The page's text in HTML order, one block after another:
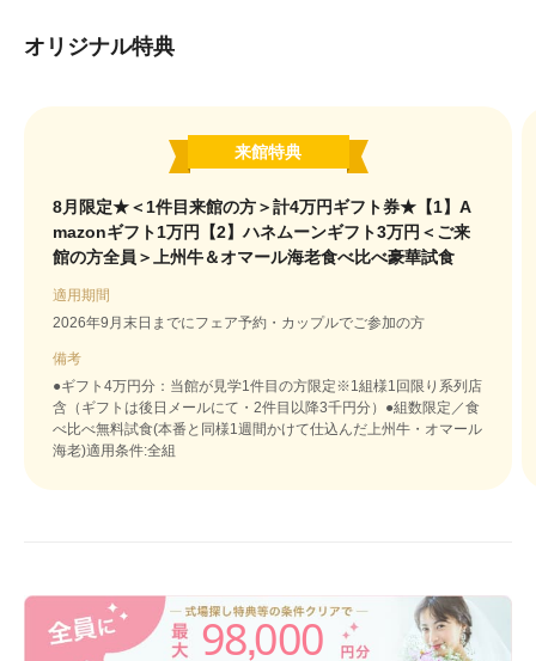
オリジナル特典
来館特典
8月限定★＜1件目来館の方＞計4万円ギフト券★【1】A
mazonギフト1万円【2】ハネムーンギフト3万円＜ご来
館の方全員＞上州牛＆オマール海老食べ比べ豪華試食
適用期間
2026年9月末日までにフェア予約・カップルでご参加の方
備考
●ギフト4万円分：当館が見学1件目の方限定※1組様1回限り系列店
含（ギフトは後日メールにて・2件目以降3千円分）●組数限定／食
べ比べ無料試食(本番と同様1週間かけて仕込んだ上州牛・オマール
海老)適用条件:全組
98,000